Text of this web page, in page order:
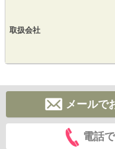
取扱会社
メールで
電話